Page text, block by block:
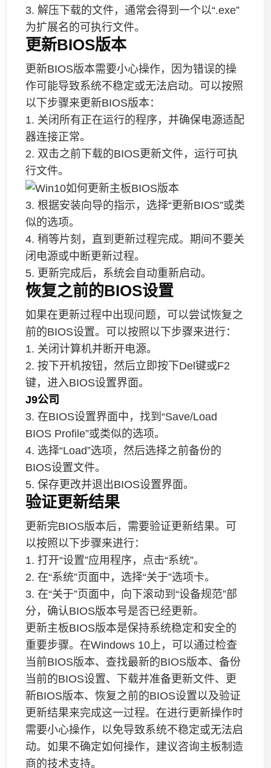
3. 解压下载的文件，通常会得到一个以“.exe”
为扩展名的可执行文件。
更新BIOS版本
更新BIOS版本需要小心操作，因为错误的操
作可能导致系统不稳定或无法启动。可以按照
以下步骤来更新BIOS版本：
1. 关闭所有正在运行的程序，并确保电源适配
器连接正常。
2. 双击之前下载的BIOS更新文件，运行可执
行文件。
3. 根据安装向导的指示，选择“更新BIOS”或类
似的选项。
4. 稍等片刻，直到更新过程完成。期间不要关
闭电源或中断更新过程。
5. 更新完成后，系统会自动重新启动。
恢复之前的BIOS设置
如果在更新过程中出现问题，可以尝试恢复之
前的BIOS设置。可以按照以下步骤来进行：
1. 关闭计算机并断开电源。
2. 按下开机按钮，然后立即按下Del键或F2
键，进入BIOS设置界面。
J9公司
3. 在BIOS设置界面中，找到“Save/Load
BIOS Profile”或类似的选项。
4. 选择“Load”选项，然后选择之前备份的
BIOS设置文件。
5. 保存更改并退出BIOS设置界面。
验证更新结果
更新完BIOS版本后，需要验证更新结果。可
以按照以下步骤来进行：
1. 打开“设置”应用程序，点击“系统”。
2. 在“系统”页面中，选择“关于”选项卡。
3. 在“关于”页面中，向下滚动到“设备规范”部
分，确认BIOS版本号是否已经更新。
更新主板BIOS版本是保持系统稳定和安全的
重要步骤。在Windows 10上，可以通过检查
当前BIOS版本、查找最新的BIOS版本、备份
当前的BIOS设置、下载并准备更新文件、更
新BIOS版本、恢复之前的BIOS设置以及验证
更新结果来完成这一过程。在进行更新操作时
需要小心操作，以免导致系统不稳定或无法启
动。如果不确定如何操作，建议咨询主板制造
商的技术支持。